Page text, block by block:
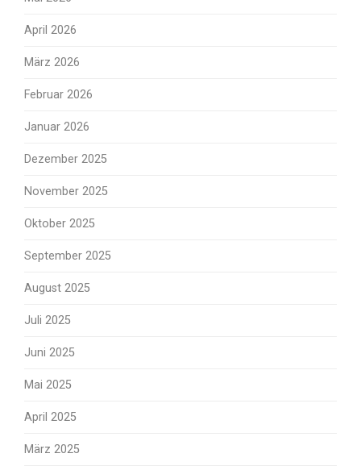
April 2026
März 2026
Februar 2026
Januar 2026
Dezember 2025
November 2025
Oktober 2025
September 2025
August 2025
Juli 2025
Juni 2025
Mai 2025
April 2025
März 2025